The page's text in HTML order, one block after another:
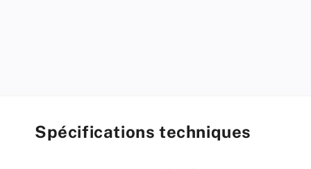
Spécifications techniques